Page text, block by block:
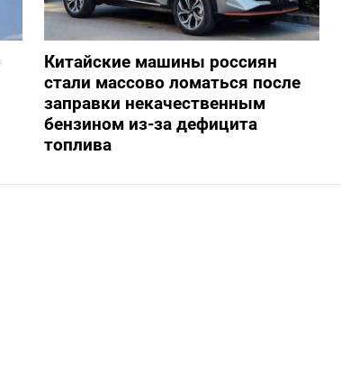
Китайские машины россиян
стали массово ломаться после
заправки некачественным
бензином из-за дефицита
топлива